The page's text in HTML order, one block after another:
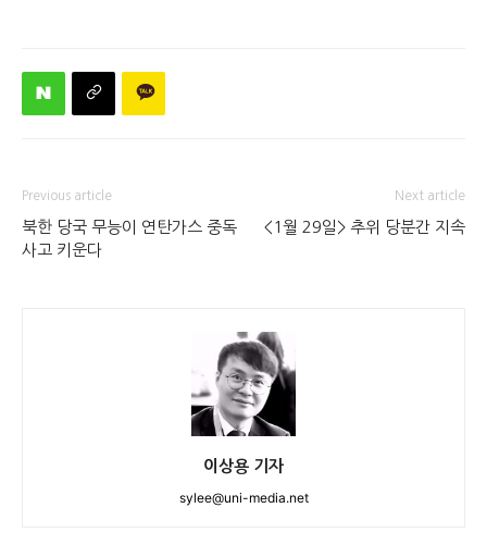
Previous article
북한 당국 무능이 연탄가스 중독
사고 키운다
Next article
<1월 29일> 추위 당분간 지속
이상용 기자
sylee@uni-media.net